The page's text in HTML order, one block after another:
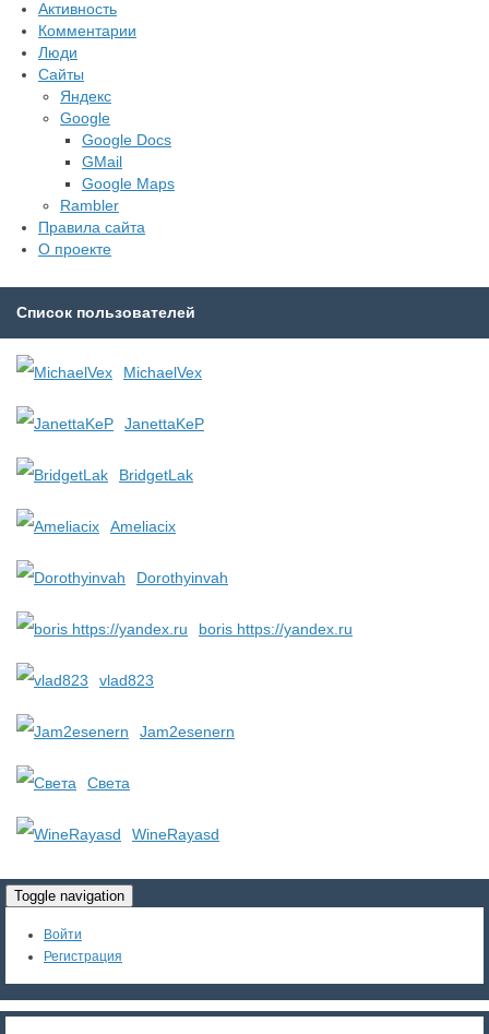
Активность
Комментарии
Люди
Сайты
Яндекс
Google
Google Docs
GMail
Google Maps
Rambler
Правила сайта
О проекте
Список пользователей
MichaelVex
JanettaKeP
BridgetLak
Ameliacix
Dorothyinvah
boris https://yandex.ru
vlad823
Jam2esenern
Света
WineRayasd
Toggle navigation
Войти
Регистрация